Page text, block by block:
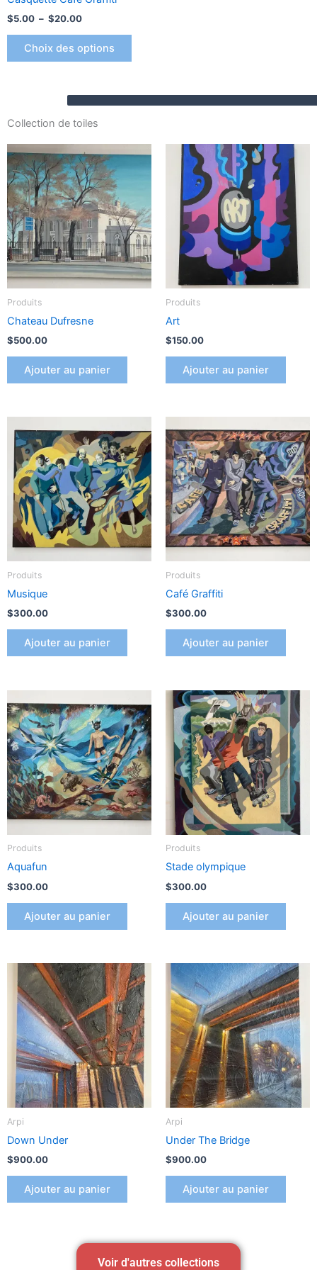
$5.00 – $20.00
Choix des options
page
Collection de toiles
Produits
Chateau Dufresne
$500.00
Ajouter au panier
Produits
Art
$150.00
Ajouter au panier
Produits
Musique
$300.00
Ajouter au panier
Produits
Café Graffiti
$300.00
Ajouter au panier
Produits
Aquafun
$300.00
Ajouter au panier
Produits
Stade olympique
$300.00
Ajouter au panier
Arpi
Down Under
$900.00
Ajouter au panier
Arpi
Under The Bridge
$900.00
Ajouter au panier
Voir d'autres collections